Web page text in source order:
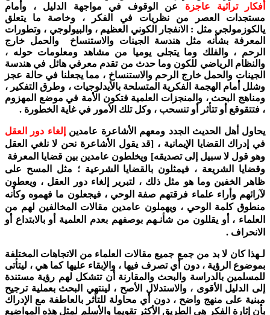
أفكار تراثية عاجزة عن الوقوف في مواجهة الدليل ، وأمام
مستجدات العصر من نظريات في الفكر ، وخاصة ما يتعلق
يالكوزمولجي مثل : الانفجار الكوني العظيم ، والبيولوجي ، وتطورات
المعرفة بشأنه مثل هندسة الجينات والاستنساخ والحمل خارج
الرحم ، والفلك وما يتجلى يوميا من مشاهد ومعلومات حوله ،
والنظام الرياضي للكون وما حدث من تقدم معرفي هائل في هندسة
الجينات والحمل خارج الرحم والاستنساخ ، مما يجعلنا في حالة عجز
وشلل أمام الهجمة الفكرية المتسلحة بالأيدلوجيات ، وطرق التفكير ،
ومناهج البحث ، والمنجزات العلمية فتكون الأمة في موضع المهزوم
، فتتقوقع أو تتأثر أو تنسحب ، وكل تلك الأمور في غاية الخطورة .
يحاول أهل الحديث الجدد ومعهم الأشاعرة عامدين
إلغاء دور العقل
في إدراك القضايا الإيمانية ، [قد يقول الأشاعرة نحن لا نلغي العقل
وهو قول لا سبيل إلى تصديقه] ويخلطون عامدين بين قضايا المعرفة
وقضايا الشريعة ، فيمثلون بالقضايا الشرعية ؛ مثل المسح على
ظاهر الخفين وما هو مثل ذلك ، لتبرير إلغاء دور العقل ، ويعطون
لآرائهم وأراء علماء فرقتهم صفة الوحي ، فيجعلون ما فهموه وكأنه
منطوق كلمة الوحي ، ويهملون عامدين مقالات المخالفين لهم من
العلماء ، أو يقللون من شأنـهم بوصفهم بعدم العلمية أو بالابتداع أو
الانحراف .
لـهذا كان لا بد من جمع جميع مقالات العلماء من الاتجاهات المختلفة
بموضوع الرؤية ، دون أي تصرف فيها ، والإبقاء عليها كما هي ، ليتأتى
للمسلمين بالدراسة والبحث والمقارنة أن تتشكل لهم رؤية مستندة
إلى الدليل الأقوى ، والاستدلال الأصح ، لينتهي البحث بعملية ترجيح
مبنية على منهج واضح ، دون أي محاولة للتأثر بالعاطفة مع الإدراك
بأن إثارة الفكر هي الطريق الأكثر تقويما والأسلم لمثل هذه المواضيع